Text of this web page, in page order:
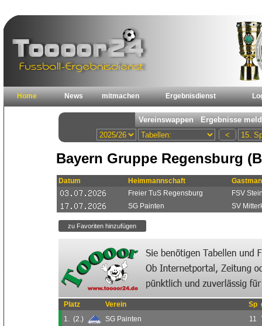
Home News mitmachen Ergebnisdienst
Bayern Gruppe Regensburg
Datum Heimmannschaft
Freier TuS Regensburg
FSV
SG Painten
SV
Platz Verein Sp
1. (2.) SG Painten 11